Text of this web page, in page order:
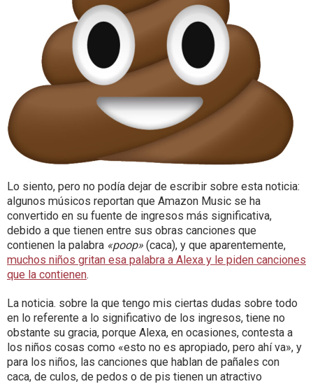
Lo siento, pero no podía dejar de escribir sobre esta noticia:
algunos músicos reportan que Amazon Music se ha
convertido en su fuente de ingresos más significativa,
debido a que tienen entre sus obras canciones que
contienen la palabra «poop» (caca), y que aparentemente,
muchos niños gritan esa palabra a Alexa y le piden canciones
que la contienen.
La noticia. sobre la que tengo mis ciertas dudas sobre todo
en lo referente a lo significativo de los ingresos, tiene no
obstante su gracia, porque Alexa, en ocasiones, contesta a
los niños cosas como «esto no es apropiado, pero ahí va», y
para los niños, las canciones que hablan de pañales con
caca, de culos, de pedos o de pis tienen un atractivo